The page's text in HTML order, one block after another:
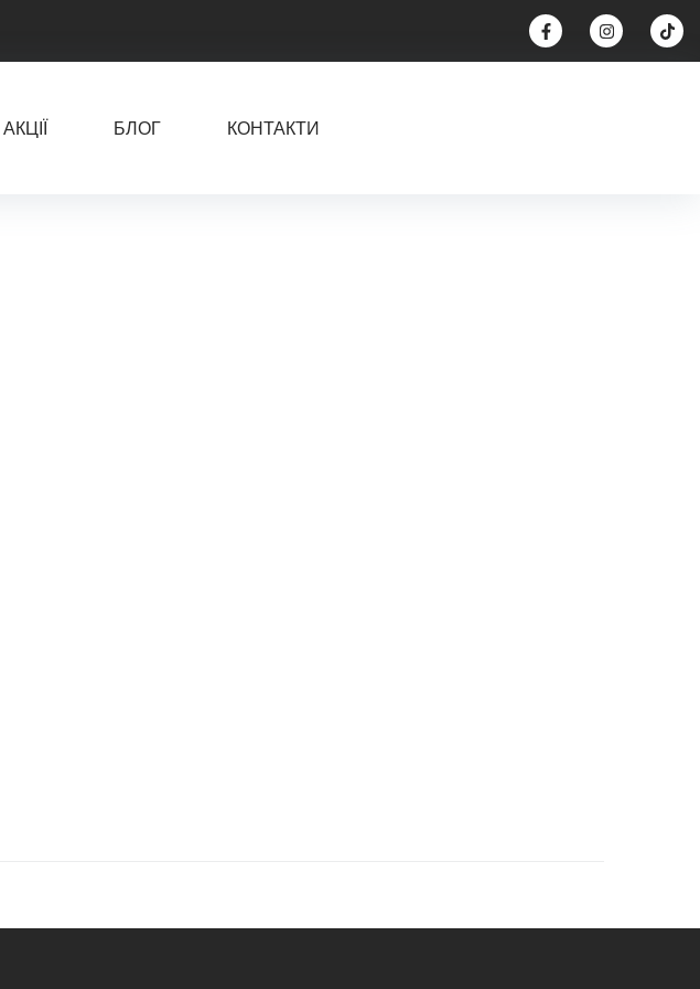
АКЦІЇ БЛОГ КОНТАКТИ